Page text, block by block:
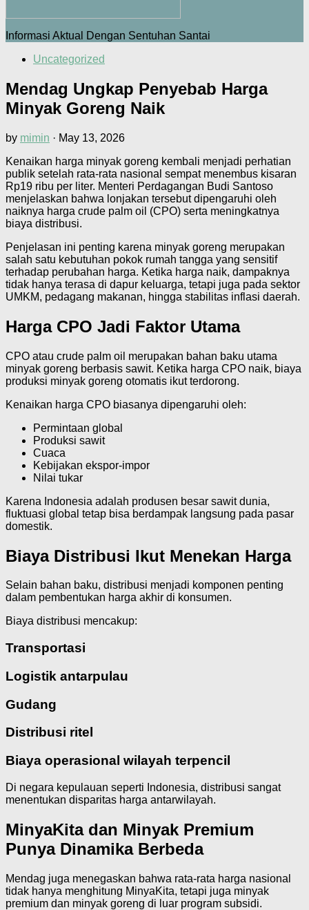
Informasi Aktual Dengan Sentuhan Santai
Uncategorized
Mendag Ungkap Penyebab Harga
Minyak Goreng Naik
by mimin · May 13, 2026
Kenaikan harga minyak goreng kembali menjadi perhatian
publik setelah rata-rata nasional sempat menembus kisaran
Rp19 ribu per liter. Menteri Perdagangan Budi Santoso
menjelaskan bahwa lonjakan tersebut dipengaruhi oleh
naiknya harga crude palm oil (CPO) serta meningkatnya
biaya distribusi.
Penjelasan ini penting karena minyak goreng merupakan
salah satu kebutuhan pokok rumah tangga yang sensitif
terhadap perubahan harga. Ketika harga naik, dampaknya
tidak hanya terasa di dapur keluarga, tetapi juga pada sektor
UMKM, pedagang makanan, hingga stabilitas inflasi daerah.
Harga CPO Jadi Faktor Utama
CPO atau crude palm oil merupakan bahan baku utama
minyak goreng berbasis sawit. Ketika harga CPO naik, biaya
produksi minyak goreng otomatis ikut terdorong.
Kenaikan harga CPO biasanya dipengaruhi oleh:
Permintaan global
Produksi sawit
Cuaca
Kebijakan ekspor-impor
Nilai tukar
Karena Indonesia adalah produsen besar sawit dunia,
fluktuasi global tetap bisa berdampak langsung pada pasar
domestik.
Biaya Distribusi Ikut Menekan Harga
Selain bahan baku, distribusi menjadi komponen penting
dalam pembentukan harga akhir di konsumen.
Biaya distribusi mencakup:
Transportasi
Logistik antarpulau
Gudang
Distribusi ritel
Biaya operasional wilayah terpencil
Di negara kepulauan seperti Indonesia, distribusi sangat
menentukan disparitas harga antarwilayah.
MinyaKita dan Minyak Premium
Punya Dinamika Berbeda
Mendag juga menegaskan bahwa rata-rata harga nasional
tidak hanya menghitung MinyaKita, tetapi juga minyak
premium dan minyak goreng di luar program subsidi.